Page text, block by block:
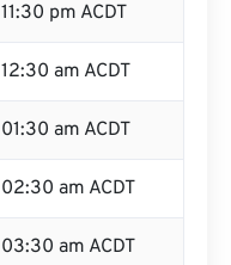
11:30 pm ACDT
12:30 am ACDT
01:30 am ACDT
02:30 am ACDT
03:30 am ACDT